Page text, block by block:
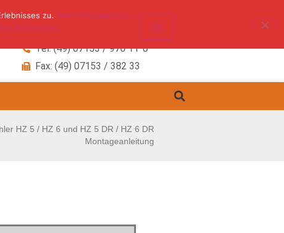
Tel: (49) 07153 / 970 11-0
Fax: (49) 07153 / 382 33
HZ 5 / HZ 6 und HZ 5 DR / HZ 6 DR
Montageanleitung
zu. Mehr Informationen.
Information. OK